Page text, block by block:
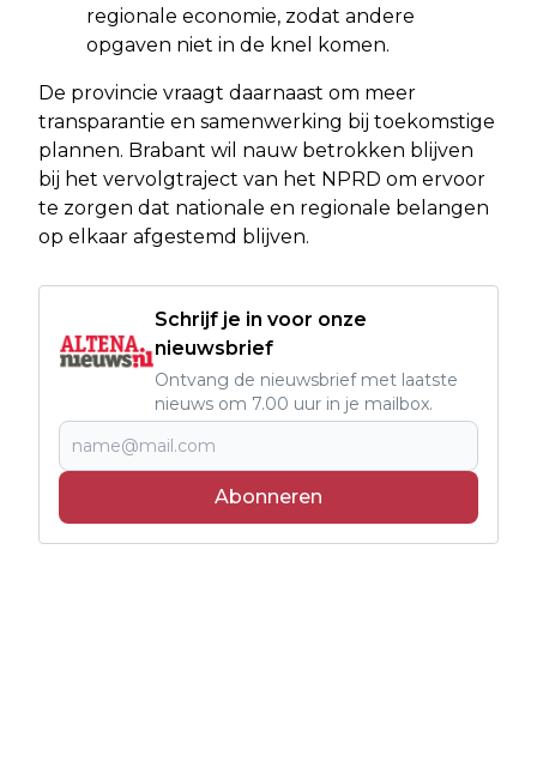
regionale economie, zodat andere
opgaven niet in de knel komen.
De provincie vraagt daarnaast om meer
transparantie en samenwerking bij toekomstige
plannen. Brabant wil nauw betrokken blijven
bij het vervolgtraject van het NPRD om ervoor
te zorgen dat nationale en regionale belangen
op elkaar afgestemd blijven.
Schrijf je in voor onze
nieuwsbrief
Ontvang de nieuwsbrief met laatste
nieuws om 7.00 uur in je mailbox.
Abonneren